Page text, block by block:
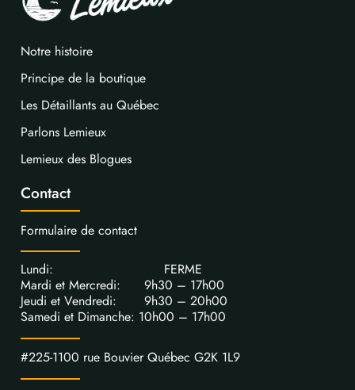
Notre histoire
Principe de la boutique
Les Détaillants au Québec
Parlons Lemieux
Lemieux des Blogues
Contact
Formulaire de contact
Lundi: FERME
Mardi et Mercredi: 9h30 – 17h00
Jeudi et Vendredi: 9h30 – 20h00
Samedi et Dimanche: 10h00 – 17h00
#225-1100 rue Bouvier Québec G2K 1L9